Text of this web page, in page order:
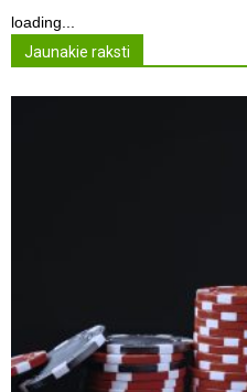
loading...
Jaunakie raksti